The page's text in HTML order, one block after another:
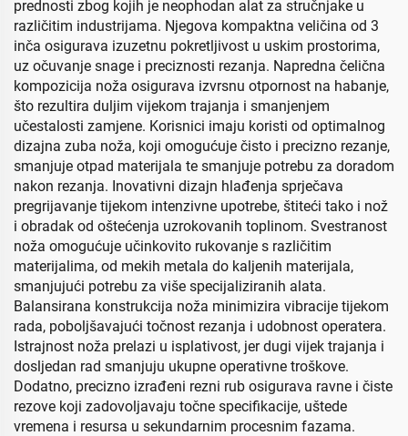
prednosti zbog kojih je neophodan alat za stručnjake u
različitim industrijama. Njegova kompaktna veličina od 3
inča osigurava izuzetnu pokretljivost u uskim prostorima,
uz očuvanje snage i preciznosti rezanja. Napredna čelična
kompozicija noža osigurava izvrsnu otpornost na habanje,
što rezultira duljim vijekom trajanja i smanjenjem
učestalosti zamjene. Korisnici imaju koristi od optimalnog
dizajna zuba noža, koji omogućuje čisto i precizno rezanje,
smanjuje otpad materijala te smanjuje potrebu za doradom
nakon rezanja. Inovativni dizajn hlađenja sprječava
pregrijavanje tijekom intenzivne upotrebe, štiteći tako i nož
i obradak od oštećenja uzrokovanih toplinom. Svestranost
noža omogućuje učinkovito rukovanje s različitim
materijalima, od mekih metala do kaljenih materijala,
smanjujući potrebu za više specijaliziranih alata.
Balansirana konstrukcija noža minimizira vibracije tijekom
rada, poboljšavajući točnost rezanja i udobnost operatera.
Istrajnost noža prelazi u isplativost, jer dugi vijek trajanja i
dosljedan rad smanjuju ukupne operativne troškove.
Dodatno, precizno izrađeni rezni rub osigurava ravne i čiste
rezove koji zadovoljavaju točne specifikacije, uštede
vremena i resursa u sekundarnim procesnim fazama.